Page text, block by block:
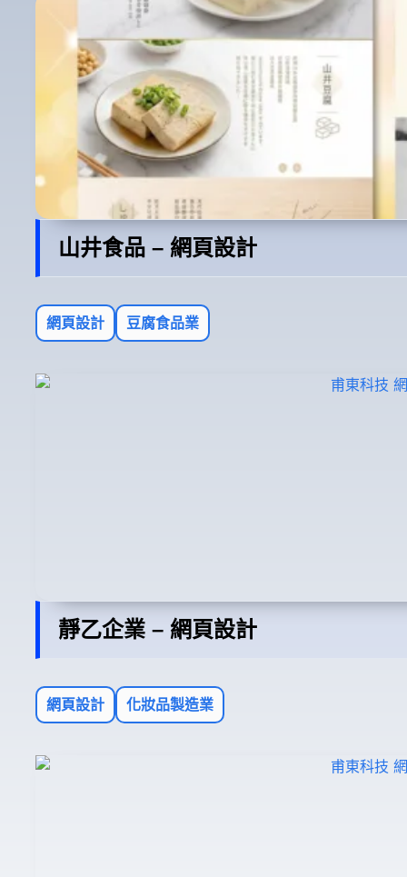
山井食品 – 網頁設計
網頁設計 豆腐食品業
靜乙企業 – 網頁設計
網頁設計 化妝品製造業